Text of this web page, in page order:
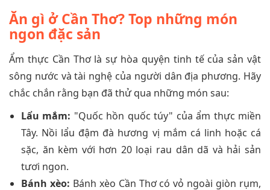
Ăn gì ở Cần Thơ? Top những món
ngon đặc sản
Ẩm thực Cần Thơ là sự hòa quyện tinh tế của sản vật
sông nước và tài nghệ của người dân địa phương. Hãy
chắc chắn rằng bạn đã thử qua những món sau:
Lẩu mắm: "Quốc hồn quốc túy" của ẩm thực miền
Tây. Nồi lẩu đậm đà hương vị mắm cá linh hoặc cá
sặc, ăn kèm với hơn 20 loại rau dân dã và hải sản
tươi ngon.
Bánh xèo: Bánh xèo Cần Thơ có vỏ ngoài giòn rụm,